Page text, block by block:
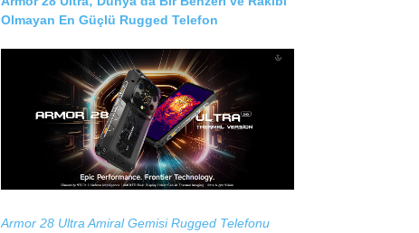
Olmayan En Güçlü Rugged Telefon
Armor 28 Ultra Amiral Gemisi Rugged Telefonu